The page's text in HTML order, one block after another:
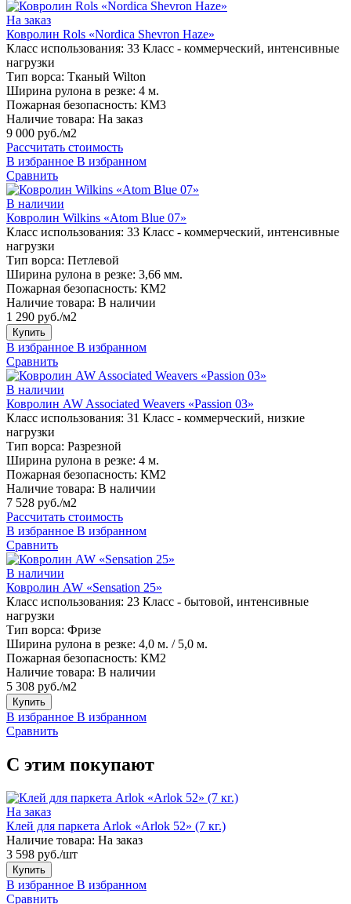
На заказ
Ковролин Rols «Nordica Shevron Haze»
Класс использования: 33 Класс - коммерческий, интенсивные
нагрузки
Тип ворса: Тканый Wilton
Ширина рулона в резке: 4 м.
Пожарная безопасность: КМ3
Наличие товара: На заказ
9 000 руб./м2
Рассчитать стоимость
В избранное В избранном
Сравнить
В наличии
Ковролин Wilkins «Atom Blue 07»
Класс использования: 33 Класс - коммерческий, интенсивные
нагрузки
Тип ворса: Петлевой
Ширина рулона в резке: 3,66 мм.
Пожарная безопасность: КМ2
Наличие товара: В наличии
1 290 руб./м2
Купить
В избранное В избранном
Сравнить
В наличии
Ковролин AW Associated Weavers «Passion 03»
Класс использования: 31 Класс - коммерческий, низкие
нагрузки
Тип ворса: Разрезной
Ширина рулона в резке: 4 м.
Пожарная безопасность: КМ2
Наличие товара: В наличии
7 528 руб./м2
Рассчитать стоимость
В избранное В избранном
Сравнить
В наличии
Ковролин AW «Sensation 25»
Класс использования: 23 Класс - бытовой, интенсивные
нагрузки
Тип ворса: Фризе
Ширина рулона в резке: 4,0 м. / 5,0 м.
Пожарная безопасность: КМ2
Наличие товара: В наличии
5 308 руб./м2
Купить
В избранное В избранном
Сравнить
С этим покупают
На заказ
Клей для паркета Arlok «Arlok 52» (7 кг.)
Наличие товара: На заказ
3 598 руб./шт
Купить
В избранное В избранном
Сравнить